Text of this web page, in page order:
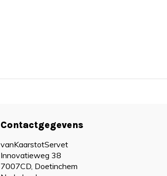
Contactgegevens
vanKaarstotServet
Innovatieweg 38
7007CD, Doetinchem